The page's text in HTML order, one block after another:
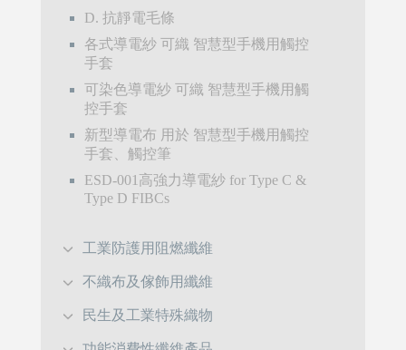
D. 抗靜電毛條
各式導電紗 可織 智慧型手機用觸控
手套
可染色導電紗 可織 智慧型手機用觸
控手套
新型導電布 用於 智慧型手機用觸控
手套、觸控筆
ESD-001高強力導電紗 for Type C &
Type D FIBCs
工業防護用阻燃纖維
不織布及傢飾用纖維
民生及工業特殊織物